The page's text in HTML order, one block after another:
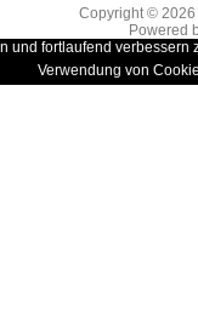
Copyright ©
Powered
und fortlaufend
Verwendung von